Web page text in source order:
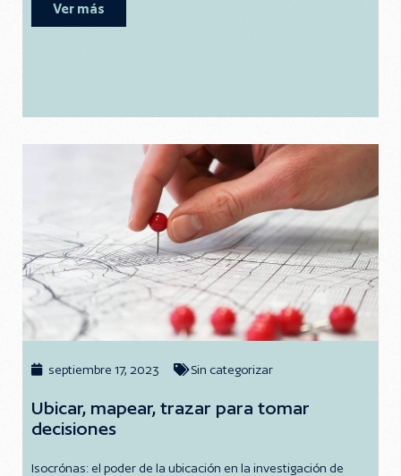
Ver más
septiembre 17, 2023 Sin categorizar
Ubicar, mapear, trazar para tomar
decisiones
Isocrónas: el poder de la ubicación en la investigación de